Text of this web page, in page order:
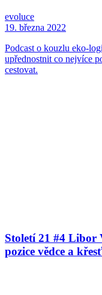
evoluce
19. března 2022
Podcast o kouzlu eko-
upřednostnit co nejvíce
cestovat.
Století 21 #4 Libor
pozice vědce a